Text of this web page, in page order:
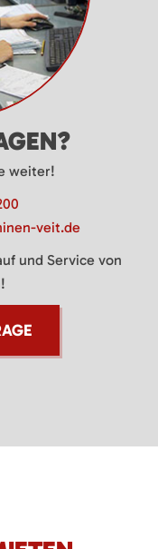
weiter!
veit.de
und Service von